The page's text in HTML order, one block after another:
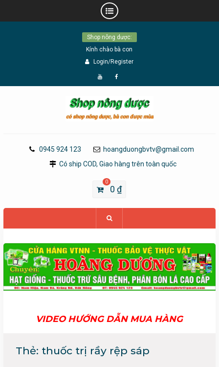
Shop nông dược:
Kính chào bà con
Login/Register
Đăng
YouTube
Page
0945 924 123
hoangduongbvtv@gmail.com
Có ship COD, Giao hàng trên toàn quốc
0
0₫
VIDEO HƯỚNG DẪN MUA HÀNG
Thẻ: thuốc trị rầy rệp sáp